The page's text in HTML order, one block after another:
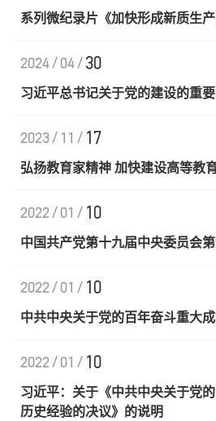
系列微纪录片《加快形成新质生产
2024/04/ 30
习近平总书记关于党的建设的重
2023/11/ 17
弘扬教育家精神 加快建设高等教
2022/01/ 10
中国共产党第十九届中央委员会
2022/01/ 10
中共中央关于党的百年奋斗重大
2022/01/ 10
习近平：关于《中共中央关于党
历史经验的决议》的说明